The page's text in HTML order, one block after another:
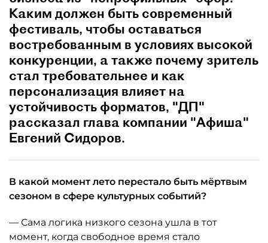
Каким должен быть современный
фестиваль, чтобы оставаться
востребованным в условиях высокой
конкуренции, а также почему зритель
стал требовательнее и как
персонализация влияет на
устойчивость форматов, "ДП"
рассказал глава компании "Афиша"
Евгений Сидоров.
В какой момент лето перестало быть мёртвым
сезоном в сфере культурных событий?
— Сама логика низкого сезона ушла в тот
момент, когда свободное время стало